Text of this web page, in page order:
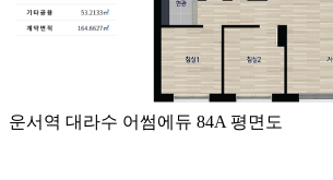
운서역 대라수 어썸에듀 84A 평면도